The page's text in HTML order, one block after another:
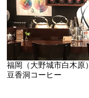
福岡（大野城市白木原）
豆香洞コーヒー